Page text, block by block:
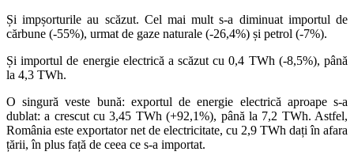
Și impșorturile au scăzut. Cel mai mult s-a diminuat importul de
cărbune (-55%), urmat de gaze naturale (-26,4%) și petrol (-7%).
Și importul de energie electrică a scăzut cu 0,4 TWh (-8,5%), până
la 4,3 TWh.
O singură veste bună: exportul de energie electrică aproape s-a
dublat: a crescut cu 3,45 TWh (+92,1%), până la 7,2 TWh. Astfel,
România este exportator net de electricitate, cu 2,9 TWh dați în afara
țării, în plus față de ceea ce s-a importat.